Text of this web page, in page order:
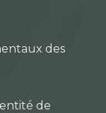
des
de